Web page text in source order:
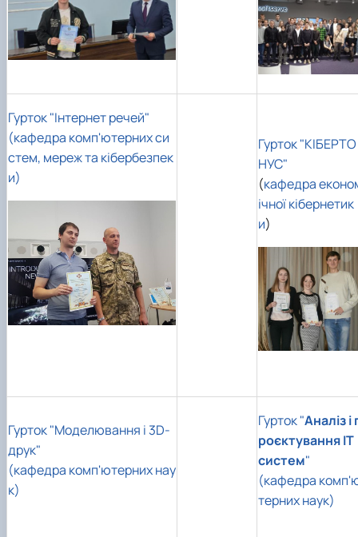
Гурток "Інтернет речей"
(кафедра комп'ютерних си
стем, мереж та кібербезпек
и)
Гурток "КІБЕРТО
НУС"
(кафедра
ічної кібернетик
и)
Гурток "Моделювання і 3D-
друк"
(кафедра комп'ютерних нау
к)
Гурток "Аналіз і
роєктування ІТ
систем"
(кафедра
терних наук)